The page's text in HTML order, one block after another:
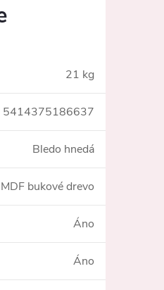
21 kg
5414375186637
Bledo hnedá
MDF bukové drevo
Áno
Áno